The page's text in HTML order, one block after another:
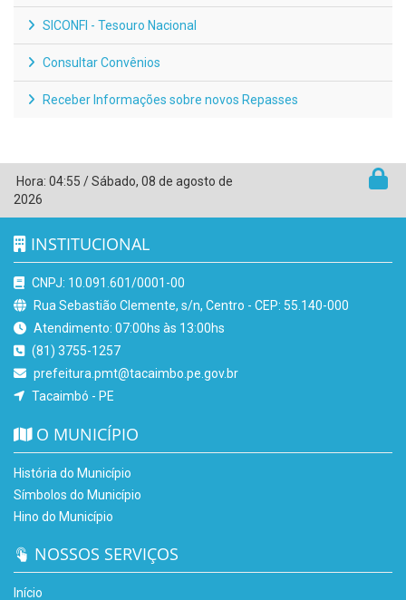
SICONFI - Tesouro Nacional
Consultar Convênios
Receber Informações sobre novos Repasses
Hora: 04:55 /Sábado, 08 de agosto de
2026
INSTITUCIONAL
CNPJ: 10.091.601/0001-00
Rua Sebastião Clemente, s/n, Centro - CEP: 55.140-000
Atendimento: 07:00hs às 13:00hs
(81) 3755-1257
prefeitura.pmt@tacaimbo.pe.gov.br
Tacaimbó - PE
O MUNICÍPIO
História do Município
Símbolos do Município
Hino do Município
NOSSOS SERVIÇOS
Início